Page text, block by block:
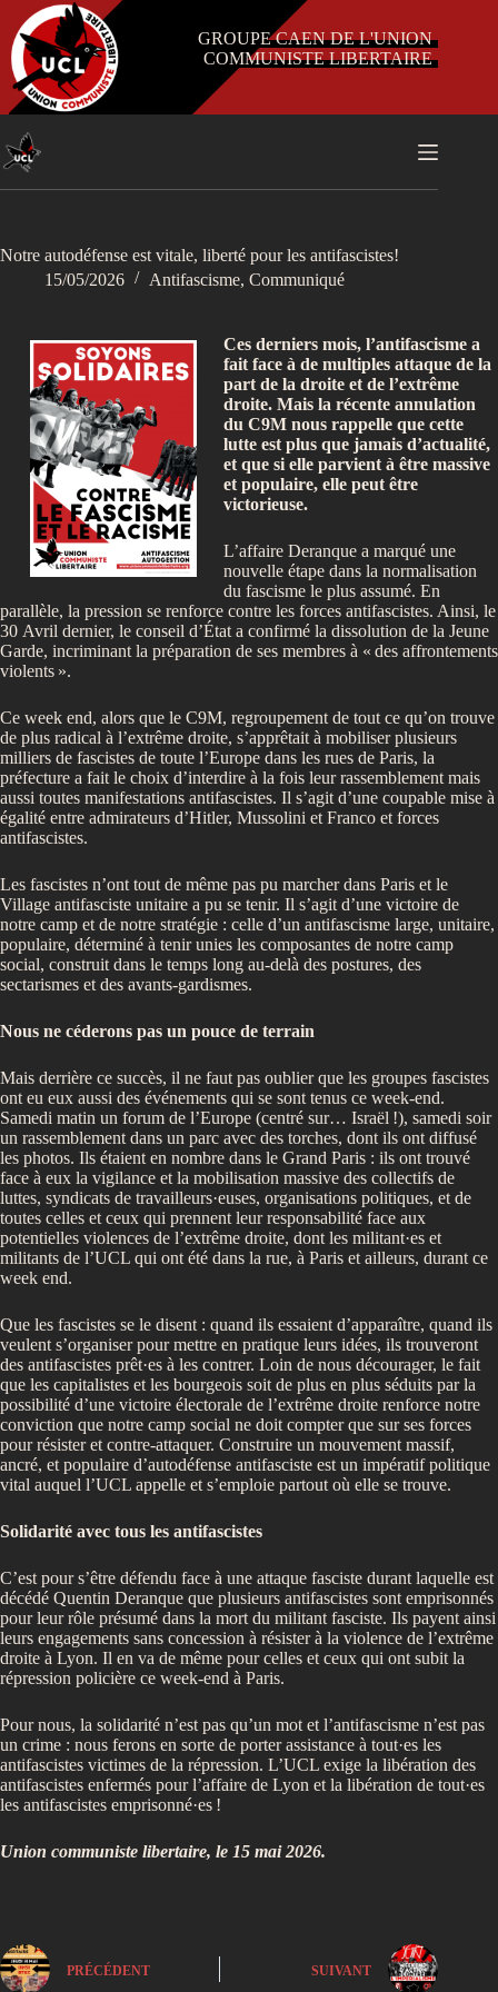
Passer
contenu
GROUPE CAEN DE L'UNION
COMMUNISTE LIBERTAIRE
Notre autodéfense est vitale, liberté pour les antifascistes!
15/05/2026
Antifascisme, Communiqué
Ces derniers mois, l’antifascisme a
fait face à de multiples attaque de la
part de la droite et de l’extrême
droite. Mais la récente annulation
du C9M nous rappelle que cette
lutte est plus que jamais d’actualité,
et que si elle parvient à être massive
et populaire, elle peut être
victorieuse.
L’affaire Deranque a marqué une
nouvelle étape dans la normalisation
du fascisme le plus assumé. En
parallèle, la pression se renforce contre les forces antifascistes. Ainsi, le
30 Avril dernier, le conseil d’État a confirmé la dissolution de la Jeune
Garde, incriminant la préparation de ses membres à « des affrontements
violents ».
Ce week end, alors que le C9M, regroupement de tout ce qu’on trouve
de plus radical à l’extrême droite, s’apprêtait à mobiliser plusieurs
milliers de fascistes de toute l’Europe dans les rues de Paris, la
préfecture a fait le choix d’interdire à la fois leur rassemblement mais
aussi toutes manifestations antifascistes. Il s’agit d’une coupable mise à
égalité entre admirateurs d’Hitler, Mussolini et Franco et forces
antifascistes.
Les fascistes n’ont tout de même pas pu marcher dans Paris et le
Village antifasciste unitaire a pu se tenir. Il s’agit d’une victoire de
notre camp et de notre stratégie : celle d’un antifascisme large, unitaire,
populaire, déterminé à tenir unies les composantes de notre camp
social, construit dans le temps long au-delà des postures, des
sectarismes et des avants-gardismes.
Nous ne céderons pas un pouce de terrain
Mais derrière ce succès, il ne faut pas oublier que les groupes fascistes
ont eu eux aussi des événements qui se sont tenus ce week-end.
Samedi matin un forum de l’Europe (centré sur… Israël !), samedi soir
un rassemblement dans un parc avec des torches, dont ils ont diffusé
les photos. Ils étaient en nombre dans le Grand Paris : ils ont trouvé
face à eux la vigilance et la mobilisation massive des collectifs de
luttes, syndicats de travailleurs·euses, organisations politiques, et de
toutes celles et ceux qui prennent leur responsabilité face aux
potentielles violences de l’extrême droite, dont les militant·es et
militants de l’UCL qui ont été dans la rue, à Paris et ailleurs, durant ce
week end.
Que les fascistes se le disent : quand ils essaient d’apparaître, quand ils
veulent s’organiser pour mettre en pratique leurs idées, ils trouveront
des antifascistes prêt·es à les contrer. Loin de nous décourager, le fait
que les capitalistes et les bourgeois soit de plus en plus séduits par la
possibilité d’une victoire électorale de l’extrême droite renforce notre
conviction que notre camp social ne doit compter que sur ses forces
pour résister et contre-attaquer. Construire un mouvement massif,
ancré, et populaire d’autodéfense antifasciste est un impératif politique
vital auquel l’UCL appelle et s’emploie partout où elle se trouve.
Solidarité avec tous les antifascistes
C’est pour s’être défendu face à une attaque fasciste durant laquelle est
décédé Quentin Deranque que plusieurs antifascistes sont emprisonnés
pour leur rôle présumé dans la mort du militant fasciste. Ils payent ainsi
leurs engagements sans concession à résister à la violence de l’extrême
droite à Lyon. Il en va de même pour celles et ceux qui ont subit la
répression policière ce week-end à Paris.
Pour nous, la solidarité n’est pas qu’un mot et l’antifascisme n’est pas
un crime : nous ferons en sorte de porter assistance à tout·es les
antifascistes victimes de la répression. L’UCL exige la libération des
antifascistes enfermés pour l’affaire de Lyon et la libération de tout·es
les antifascistes emprisonné·es !
Union communiste libertaire, le 15 mai 2026.
PRÉCÉDENT SUIVANT